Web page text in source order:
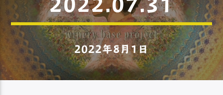
2022年8月1日